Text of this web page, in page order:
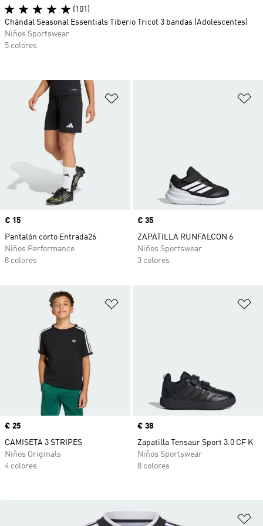
Precio
€ 15
Pantalón corto Entrada26
Niños Performance
8 colores
Precio
€ 35
ZAPATILLA RUNFALCON 6
Niños Sportswear
3 colores
Precio
€ 25
CAMISETA 3 STRIPES
Niños Originals
4 colores
Precio
€ 38
Zapatilla Tensaur Sport 3.0 CF K
Niños Sportswear
8 colores
(101)
Chándal Seasonal Essentials Tiberio Tricot 3 bandas (Adolescentes)
Niños Sportswear
5 colores